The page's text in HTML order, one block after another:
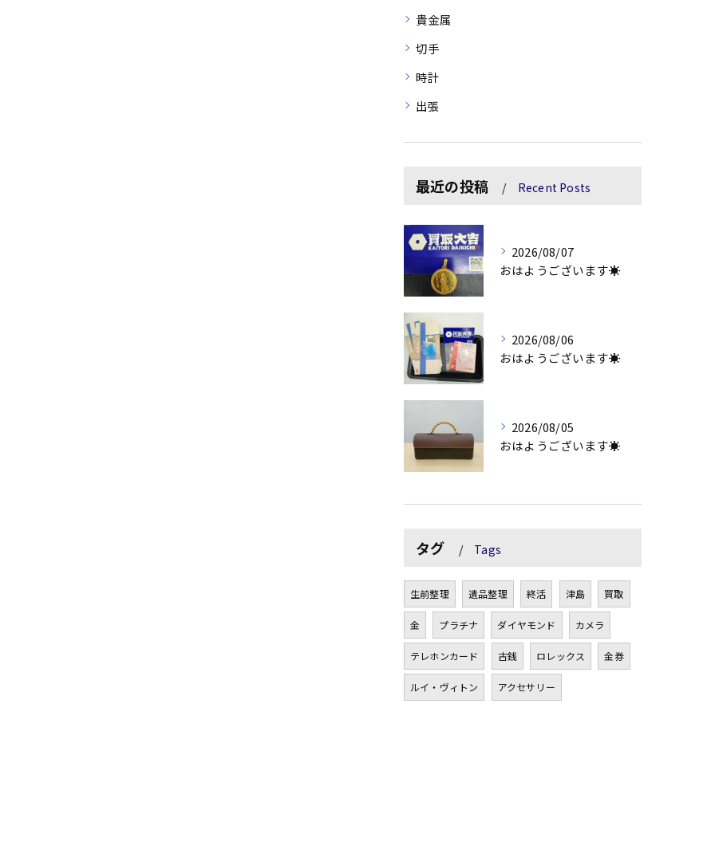
貴金属
切手
時計
出張
最近の投稿 Recent Posts
2026/08/07
おはようございます☀
2026/08/06
おはようございます☀
2026/08/05
おはようございます☀
タグ Tags
生前整理 遺品整理 終活 津島 買取
金 プラチナ ダイヤモンド カメラ
テレホンカード 古銭 ロレックス 金券
ルイ・ヴィトン アクセサリー